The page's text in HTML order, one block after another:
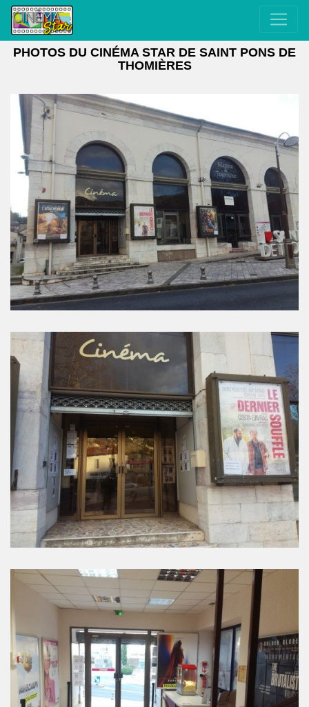
PHOTOS DU CINÉMA STAR DE SAINT PONS DE
THOMIÈRES